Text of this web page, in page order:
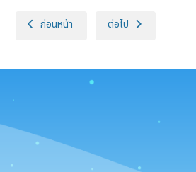
เนื้อหาก่อนหน้า: ประกาศกรมปศุสัตว์ เรื่อง
ก่อนหน้า เนื้อหาถัดไป: นโยบาย
ต่อไป